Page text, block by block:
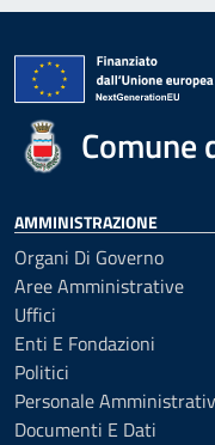
Comune
AMMINISTRAZIONE
Organi Di Governo
Aree Amministrative
Uffici
Enti E Fondazioni
Politici
Personale
Documenti E Dati